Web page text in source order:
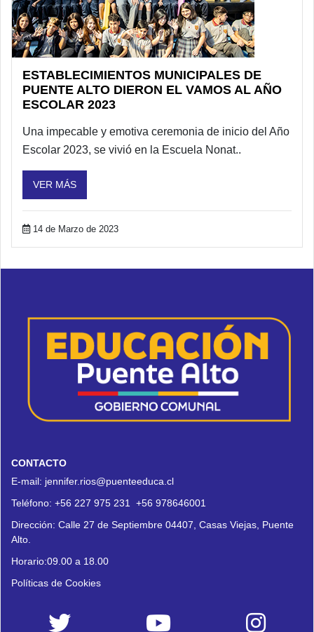
ESTABLECIMIENTOS MUNICIPALES DE
PUENTE ALTO DIERON EL VAMOS AL AÑO
ESCOLAR 2023
Una impecable y emotiva ceremonia de inicio del Año
Escolar 2023, se vivió en la Escuela Nonat..
VER MÁS
14 de Marzo de 2023
CONTACTO
E-mail: jennifer.rios@puenteeduca.cl
Teléfono: +56 227 975 231
+56 978646001
Dirección: Calle 27 de Septiembre 04407, Casas Viejas, Puente
Alto.
Horario:09.00 a 18.00
Políticas de Cookies